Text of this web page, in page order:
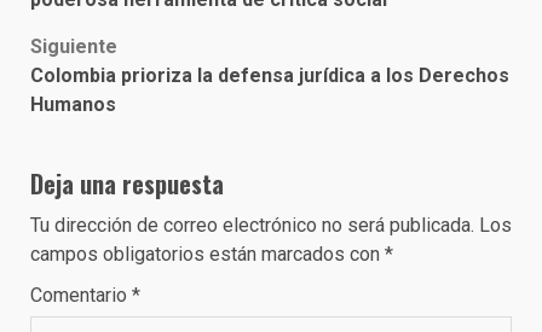
Siguiente
Colombia prioriza la defensa jurídica a los Derechos
Humanos
Deja una respuesta
Tu dirección de correo electrónico no será publicada. Los
campos obligatorios están marcados con *
Comentario *